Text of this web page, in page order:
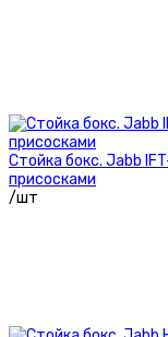
Стойка бокс. Jabb
присосками
/шт